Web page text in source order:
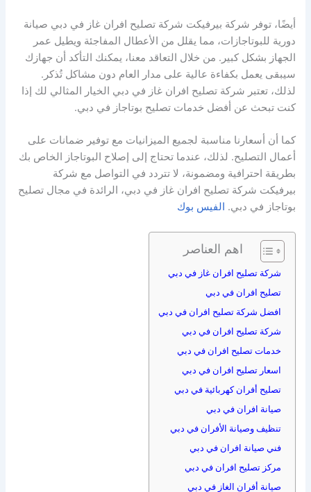
أيضًا، توفر شركة بيرفيكت شركة تصليح افران غاز في دبي صيانة
دورية للبوتاجازات، مما يقلل من الأعطال المفاجئة ويطيل عمر
الجهاز بشكل كبير. من خلال التعاقد معنا، يمكنك التأكد أن جهازك
سيبقى يعمل بكفاءة عالية على مدار العام دون مشاكل تُذكر.
لذلك، تعتبر شركة تصليح افران غاز في دبي الخيار المثالي لك إذا
كنت تبحث عن أفضل خدمات تصليح بوتاجاز في دبي.
كما أن أسعارنا مناسبة لجميع الميزانيات مع توفير ضمانات على
أعمال التصليح. لذلك، عندما تحتاج إلى إصلاح البوتاجاز الخاص بك
بطريقة احترافية ومضمونة، لا تتردد في التواصل مع شركة
بيرفيكت شركة تصليح افران غاز في دبي، الرائدة في مجال تصليح
بوتاجاز في دبي. الفيس بوك
اهم العناصر
شركة تصليح افران غاز في دبي
تصليح افران في دبي
افضل شركة تصليح افران في دبي
شركة تصليح افران في دبي
خدمات تصليح افران في دبي
اسعار تصليح افران في دبي
تصليح أفران كهربائية في دبي
صيانة افران في دبي
تنظيف وصيانة الأفران في دبي
فني صيانة افران في دبي
مركز تصليح افران في دبي
صيانة أفران الغاز في دبي